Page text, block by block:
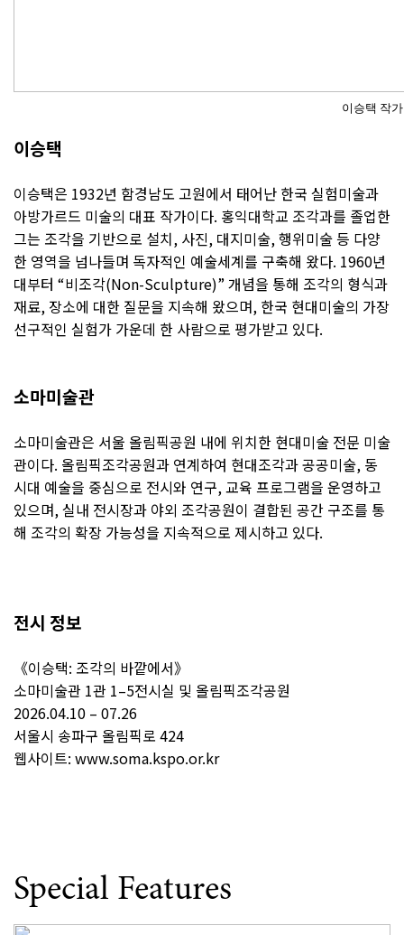
이승택 작
이승택
이승택은 1932년 함경남도 고원에서 태어난 한국 실험미술과
아방가르드 미술의 대표 작가이다. 홍익대학교 조각과를 졸업한
그는 조각을 기반으로 설치, 사진, 대지미술, 행위미술 등 다양
한 영역을 넘나들며 독자적인 예술세계를 구축해 왔다. 1960년
대부터 “비조각(Non-Sculpture)” 개념을 통해 조각의 형식과
재료, 장소에 대한 질문을 지속해 왔으며, 한국 현대미술의 가장
선구적인 실험가 가운데 한 사람으로 평가받고 있다.
소마미술관
소마미술관은 서울 올림픽공원 내에 위치한 현대미술 전문 미술
관이다. 올림픽조각공원과 연계하여 현대조각과 공공미술, 동
시대 예술을 중심으로 전시와 연구, 교육 프로그램을 운영하고
있으며, 실내 전시장과 야외 조각공원이 결합된 공간 구조를 통
해 조각의 확장 가능성을 지속적으로 제시하고 있다.
전시 정보
《이승택: 조각의 바깥에서》
소마미술관 1관 1–5전시실 및 올림픽조각공원
2026.04.10 – 07.26
서울시 송파구 올림픽로 424
웹사이트: www.soma.kspo.or.kr
Special Features